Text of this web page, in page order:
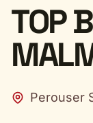
TOP
Perouser